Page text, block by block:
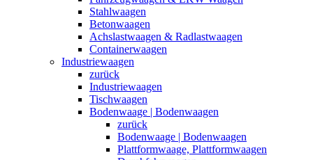
Stahlwaagen
Betonwaagen
Achslastwaagen & Radlastwaagen
Containerwaagen
Industriewaagen
zurück
Industriewaagen
Tischwaagen
Bodenwaage | Bodenwaagen
zurück
Bodenwaage | Bodenwaagen
Plattformwaage, Plattformwaagen